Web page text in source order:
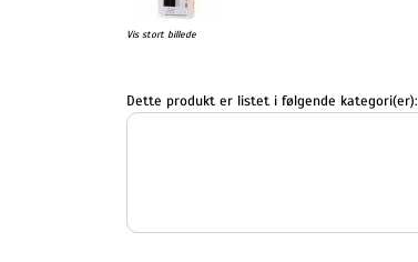
Vis stort billede
Dette produkt er listet i følgende kategori(er):